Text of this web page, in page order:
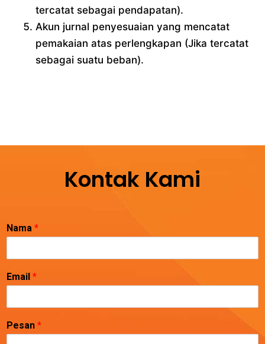
tercatat sebagai pendapatan).
Akun jurnal penyesuaian yang mencatat
pemakaian atas perlengkapan (Jika tercatat
sebagai suatu beban).
Kontak Kami
Nama *
Email *
Pesan *